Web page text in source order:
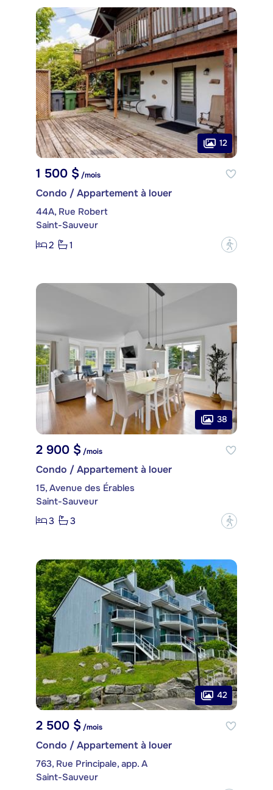
12
1 500 $/mois
Condo / Appartement à louer
44A, Rue Robert
Saint-Sauveur
2
1 ?
38
2 900 $ /mois
Condo / Appartement à louer
15, Avenue des Érables
Saint-Sauveur
3
3 ?
42
2 500 $/mois
Condo / Appartement à louer
763, Rue Principale, app. A
Saint-Sauveur